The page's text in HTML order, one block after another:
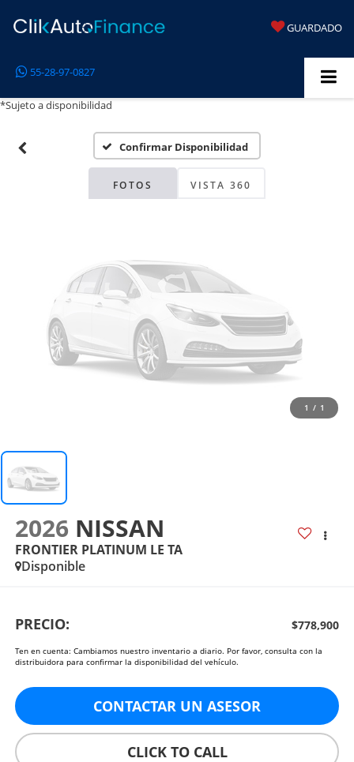
GUARDADO
55-28-97-0827
*Sujeto a disponibilidad
Confirmar Disponibilidad
FOTOS VISTA 360
Disponibles
Por favor, revise luego
1 / 1
2026 NISSAN
FRONTIER PLATINUM LE TA
Disponible
PRECIO: $778,900
Ten en cuenta: Cambiamos nuestro inventario a diario. Por favor, consulta con la
distribuidora para confirmar la disponibilidad del vehículo.
CONTACTAR UN ASESOR
CLICK TO CALL